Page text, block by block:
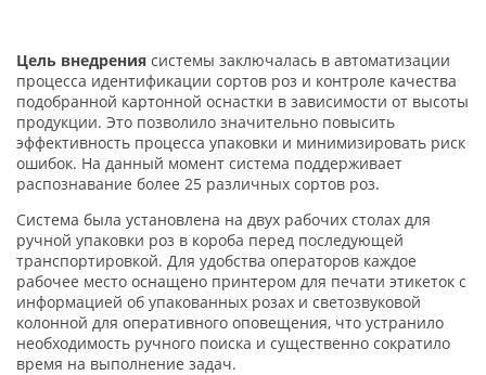
Цель внедрения системы заключалась в автоматизации
процесса идентификации сортов роз и контроле качества
подобранной картонной оснастки в зависимости от высоты
продукции. Это позволило значительно повысить
эффективность процесса упаковки и минимизировать риск
ошибок. На данный момент система поддерживает
распознавание более 25 различных сортов роз.
Система была установлена на двух рабочих столах для
ручной упаковки роз в короба перед последующей
транспортировкой. Для удобства операторов каждое
рабочее место оснащено принтером для печати этикеток с
информацией об упакованных розах и светозвуковой
колонной для оперативного оповещения, что устранило
необходимость ручного поиска и существенно сократило
время на выполнение задач.